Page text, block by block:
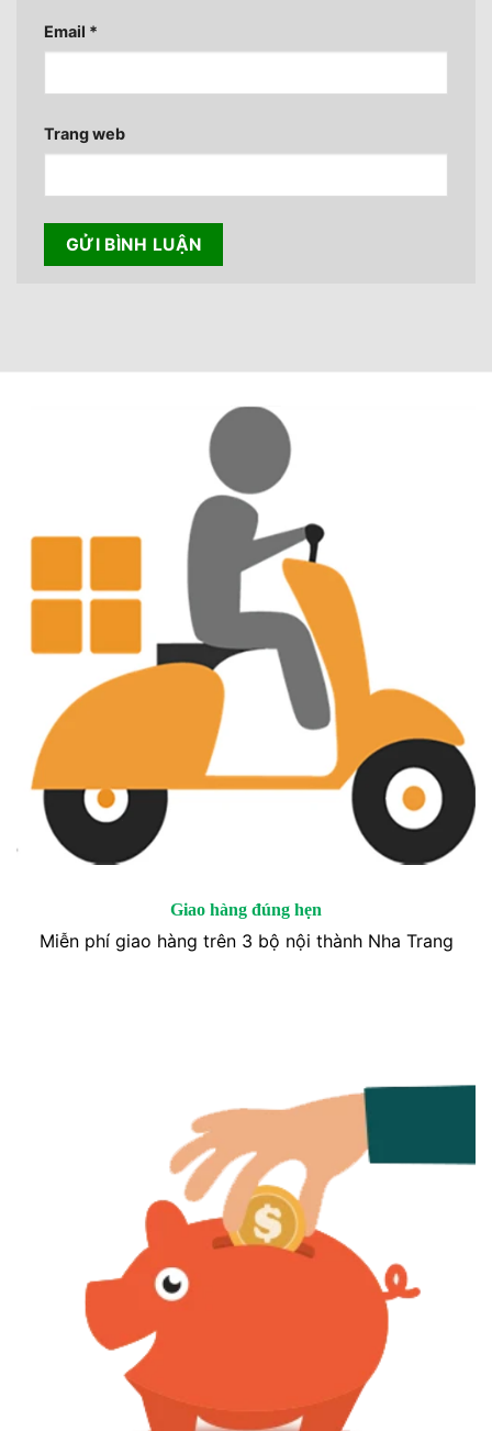
Email *
Trang web
Giao hàng đúng hẹn
Miễn phí giao hàng trên 3 bộ nội thành Nha Trang